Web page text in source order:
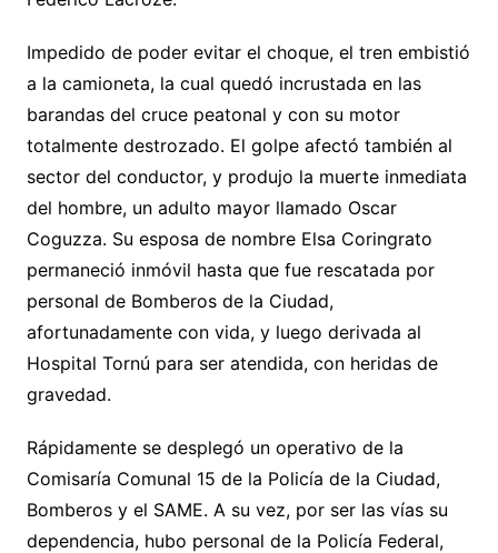
Impedido de poder evitar el choque, el tren embistió
a la camioneta, la cual quedó incrustada en las
barandas del cruce peatonal y con su motor
totalmente destrozado. El golpe afectó también al
sector del conductor, y produjo la muerte inmediata
del hombre, un adulto mayor llamado Oscar
Coguzza. Su esposa de nombre Elsa Coringrato
permaneció inmóvil hasta que fue rescatada por
personal de Bomberos de la Ciudad,
afortunadamente con vida, y luego derivada al
Hospital Tornú para ser atendida, con heridas de
gravedad.
Rápidamente se desplegó un operativo de la
Comisaría Comunal 15 de la Policía de la Ciudad,
Bomberos y el SAME. A su vez, por ser las vías su
dependencia, hubo personal de la Policía Federal,